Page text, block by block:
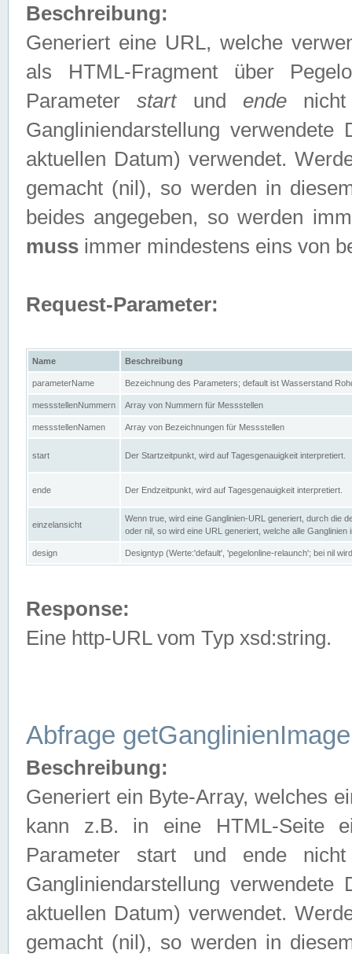
Beschreibung:
Generiert eine URL, welche
als HTML-Fragment über
Parameterstartund endenicht
Gangliniendarstellung
aktuellen Datum) verwendet.
gemacht (nil), so werden in
beides angegeben, so werden
muss immer mindestens eins von
Request-Parameter:
Name Beschreibung
parameterName Bezeichnung des Parameters; default ist Wasserstand
messstellenNummern Array von Nummern für Messstellen
messstellenNamen Array von Bezeichnungen für Messstellen
start Der Startzeitpunkt, wird auf Tagesgenauigkeit interpretiert.
ende Der Endzeitpunkt, wird auf Tagesgenauigkeit interpretiert.
einzelansicht
Wenn true, wird eine Ganglinien-URL generiert, durch die
oder nil, so wird eine URL generiert, welche alle Ganglinien
design Designtyp (Werte:'default', 'pegelonline-relaunch'; bei nil
Response:
Eine http-URL vom Typ xsd:string.
Abfrage getGanglinienImage
Beschreibung:
Generiert ein Byte-Array, welches
kann z.B. in eine HTML-Seite
Parameter start und ende
Gangliniendarstellung
aktuellen Datum) verwendet.
gemacht (nil), so werden in